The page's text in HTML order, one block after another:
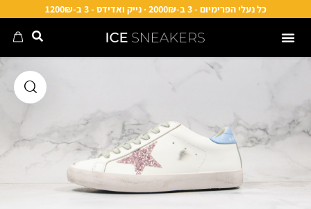
כל נעלי הפרימיום - 3 ב-2000₪ · נייק ואדידס - 3 ב-1200₪